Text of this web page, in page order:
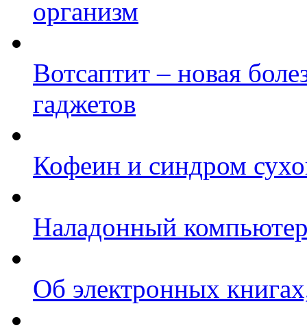
организм
Вотсаптит – новая
гаджетов
Кофеин и синдром
Наладонный
Об электронных